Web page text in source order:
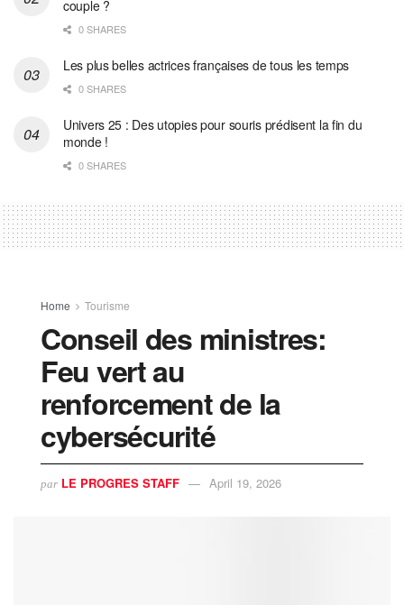
couple ?
0 SHARES
Les plus belles actrices françaises de tous les temps
0 SHARES
Univers 25 : Des utopies pour souris prédisent la fin du
monde !
0 SHARES
Home Tourisme
Conseil des ministres:
Feu vert au
renforcement de la
cybersécurité
par LE PROGRES STAFF April 19, 2026